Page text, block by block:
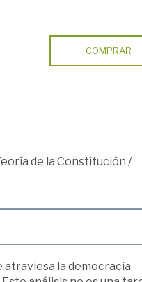
COMPRAR
de la Constitución /
la democracia